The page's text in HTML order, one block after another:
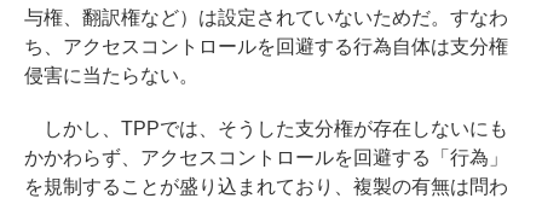
与権、翻訳権など）は設定されていないためだ。すなわ
ち、アクセスコントロールを回避する行為自体は支分権
侵害に当たらない。
しかし、TPPでは、そうした支分権が存在しないにも
かかわらず、アクセスコントロールを回避する「行為」
を規制することが盛り込まれており、複製の有無は問わ